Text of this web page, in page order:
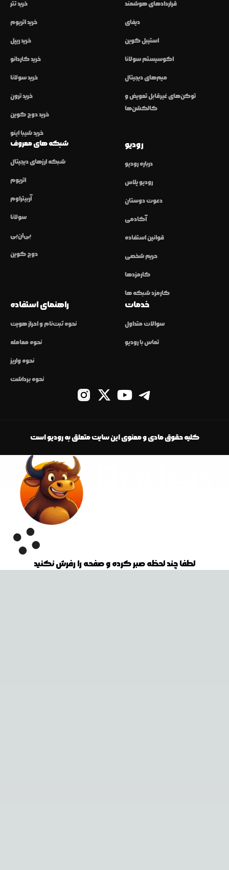
خرید تتر
خرید اتریوم
خرید ریپل
خرید کاردانو
خرید سولانا
خرید ترون
خرید دوج کوین
خرید شیبا اینو
قراردادهای هوشمند
دیفای
استیبل کوین
اکوسیستم سولانا
میم‌های دیجیتال
توکن‌های غیرقابل تعویض و
کالکشن‌ها
شبکه های معروف
شبکه ارزهای دیجیتال
اتریوم
آربیتراوم
سولانا
بی‌ان‌بی
دوج کوین
رودیو
درباره رودیو
رودیو پلاس
دعوت دوستان
آکادمی
قوانین استفاده
حریم شخصی
کارمزدها
کارمزد شبکه ها
راهنمای استفاده
نحوه ثبت‌نام و احراز هویت
نحوه معامله
نحوه واریز
نحوه برداشت
خدمات
سوالات متداول
تماس با رودیو
کلیه حقوق مادی و معنوی این سایت متعلق به رودیو است
لطفا چند لحظه صبر کرده و صفحه را رفرش نکنید